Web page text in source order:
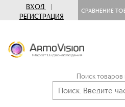
ВХОД
|
РЕГИСТРАЦИЯ
СРАВНЕНИЕ
Поиск товаров